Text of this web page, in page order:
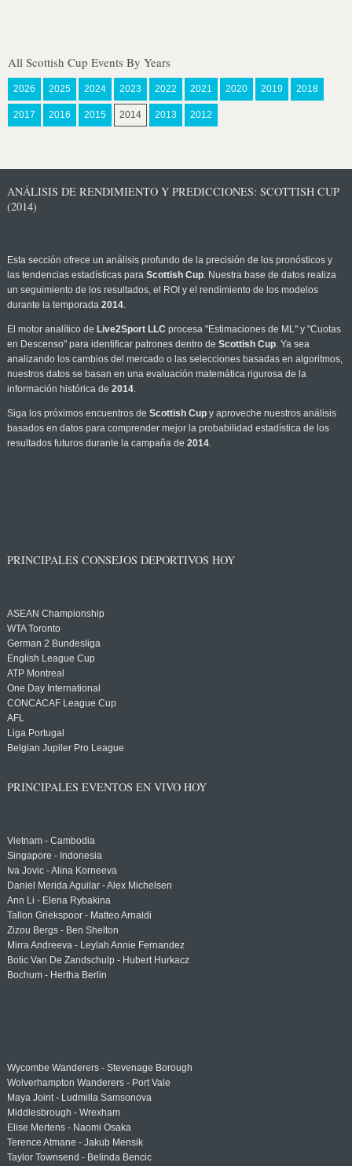
All Scottish Cup Events By Years
2026 2025 2024 2023 2022 2021 2020 2019 2018
2017 2016 2015 2014 2013 2012
ANÁLISIS DE RENDIMIENTO Y PREDICCIONES: SCOTTISH CUP
(2014)
Esta sección ofrece un análisis profundo de la precisión de los pronósticos y
las tendencias estadísticas para Scottish Cup. Nuestra base de datos realiza
un seguimiento de los resultados, el ROI y el rendimiento de los modelos
durante la temporada 2014.
El motor analítico de Live2Sport LLC procesa "Estimaciones de ML" y "Cuotas
en Descenso" para identificar patrones dentro de Scottish Cup. Ya sea
analizando los cambios del mercado o las selecciones basadas en algoritmos,
nuestros datos se basan en una evaluación matemática rigurosa de la
información histórica de 2014.
Siga los próximos encuentros de Scottish Cupy aproveche nuestros análisis
basados en datos para comprender mejor la probabilidad estadística de los
resultados futuros durante la campaña de 2014.
PRINCIPALES CONSEJOS DEPORTIVOS HOY
ASEAN Championship
WTA Toronto
German 2 Bundesliga
English League Cup
ATP Montreal
One Day International
CONCACAF League Cup
AFL
Liga Portugal
Belgian Jupiler Pro League
PRINCIPALES EVENTOS EN VIVO HOY
Vietnam - Cambodia
Singapore - Indonesia
Iva Jovic - Alina Korneeva
Daniel Merida Aguilar - Alex Michelsen
Ann Li - Elena Rybakina
Tallon Griekspoor - Matteo Arnaldi
Zizou Bergs - Ben Shelton
Mirra Andreeva - Leylah Annie Fernandez
Botic Van De Zandschulp - Hubert Hurkacz
Bochum - Hertha Berlin
Wycombe Wanderers - Stevenage Borough
Wolverhampton Wanderers - Port Vale
Maya Joint - Ludmilla Samsonova
Middlesbrough - Wrexham
Elise Mertens - Naomi Osaka
Terence Atmane - Jakub Mensik
Taylor Townsend - Belinda Bencic